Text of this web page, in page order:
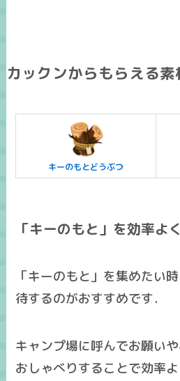
カックンからもらえる
キーのもとどうぶつ
「キーのもと」を効率よ
「キーのもと」を集めたい
待するのがおすすめです．
キャンプ場に呼んでお願いや
おしゃべりすることで効率